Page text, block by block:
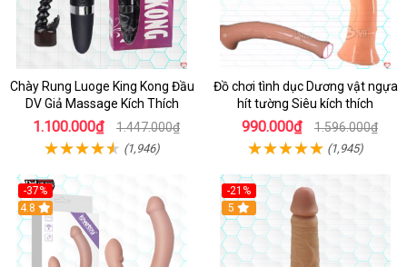
Chày Rung Luoge King Kong Đầu
DV Giả Massage Kích Thích
1.100.000₫ 1.447.000₫
(1,946)
Đồ chơi tình dục Dương vật ngựa
hít tường Siêu kích thích
990.000₫ 1.596.000₫
(1,945)
-37%
Hot
4.8
-21%
Hot
5